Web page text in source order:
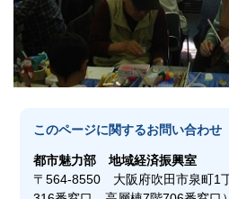
このページに関するお問い合わせ
都市魅力部地域経済振興室
〒564-8550 大阪府吹田市泉町1